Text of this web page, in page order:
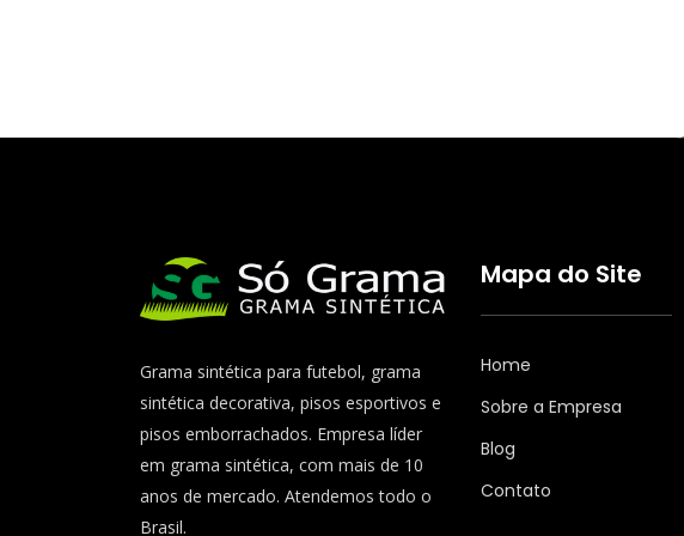
Grama sintética para futebol, grama
sintética decorativa, pisos esportivos e
pisos emborrachados. Empresa líder
em grama sintética, com mais de 10
anos de mercado. Atendemos todo o
Brasil.
Mapa do Site
Home
Sobre a Empresa
Blog
Contato